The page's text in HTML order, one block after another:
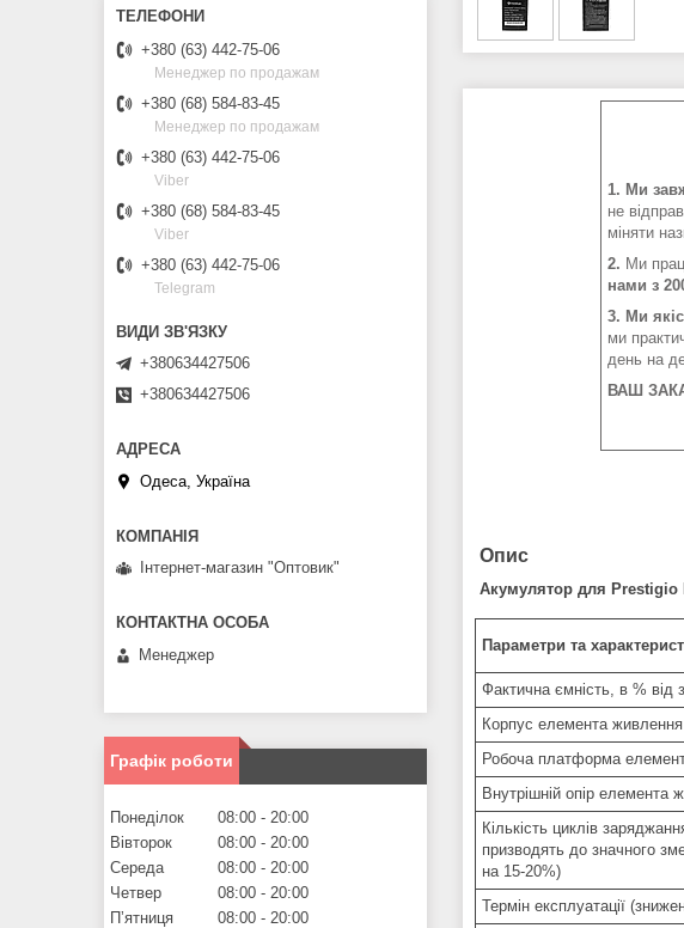
1. Ми
не
міняти
2. Ми
нами з
3. Ми
ми
день на
ВАШ
Опис
Акумулятор для Prestigio
Параметри та
Фактична ємність, в % від
Корпус елемента
Робоча платформа
Внутрішній опір елемента
Кількість циклів
призводять до значного
на 15-20%)
Термін експлуатації
+380 (63) 442-75-06
Менеджер по продажам
+380 (68) 584-83-45
Менеджер по продажам
+380 (63) 442-75-06
Viber
+380 (68) 584-83-45
Viber
+380 (63) 442-75-06
Telegram
+380634427506
+380634427506
Одеса, Україна
Інтернет-магазин "Оптовик"
Менеджер
Графік роботи
Понеділок 08:00
20:00
Вівторок
08:00
20:00
Середа
08:00
20:00
Четвер
08:00
20:00
Пʼятниця
08:00
20:00